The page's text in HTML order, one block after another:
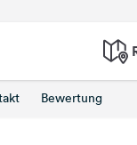
Bewertung